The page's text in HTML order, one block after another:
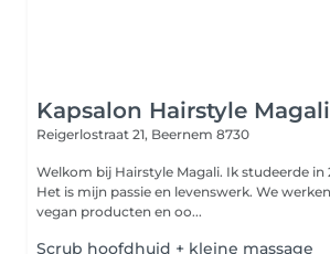
Kapsalon Hairstyle Magali
Reigerlostraat 21, Beernem 8730
Welkom bij Hairstyle Magali. Ik studeerde in 2015 af als kapster.
Het is mijn passie en levenswerk. We werken in het salon met
vegan producten en oo...
Scrub hoofdhuid + kleine massage